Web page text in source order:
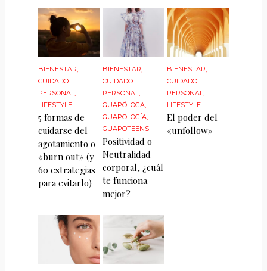
BIENESTAR,
CUIDADO
PERSONAL,
LIFESTYLE
5 formas de
cuidarse del
agotamiento o
«burn out» (y
60 estrategias
para evitarlo)
BIENESTAR,
CUIDADO
PERSONAL,
GUAPÓLOGA,
GUAPOLOGÍA,
GUAPOTEENS
Positividad o
Neutralidad
corporal, ¿cuál
te funciona
mejor?
BIENESTAR,
CUIDADO
PERSONAL,
LIFESTYLE
El poder del
«unfollow»